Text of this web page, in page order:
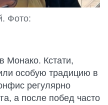
Фото:
Монако. Кстати,
особую традицию в
регулярно
а после побед часто